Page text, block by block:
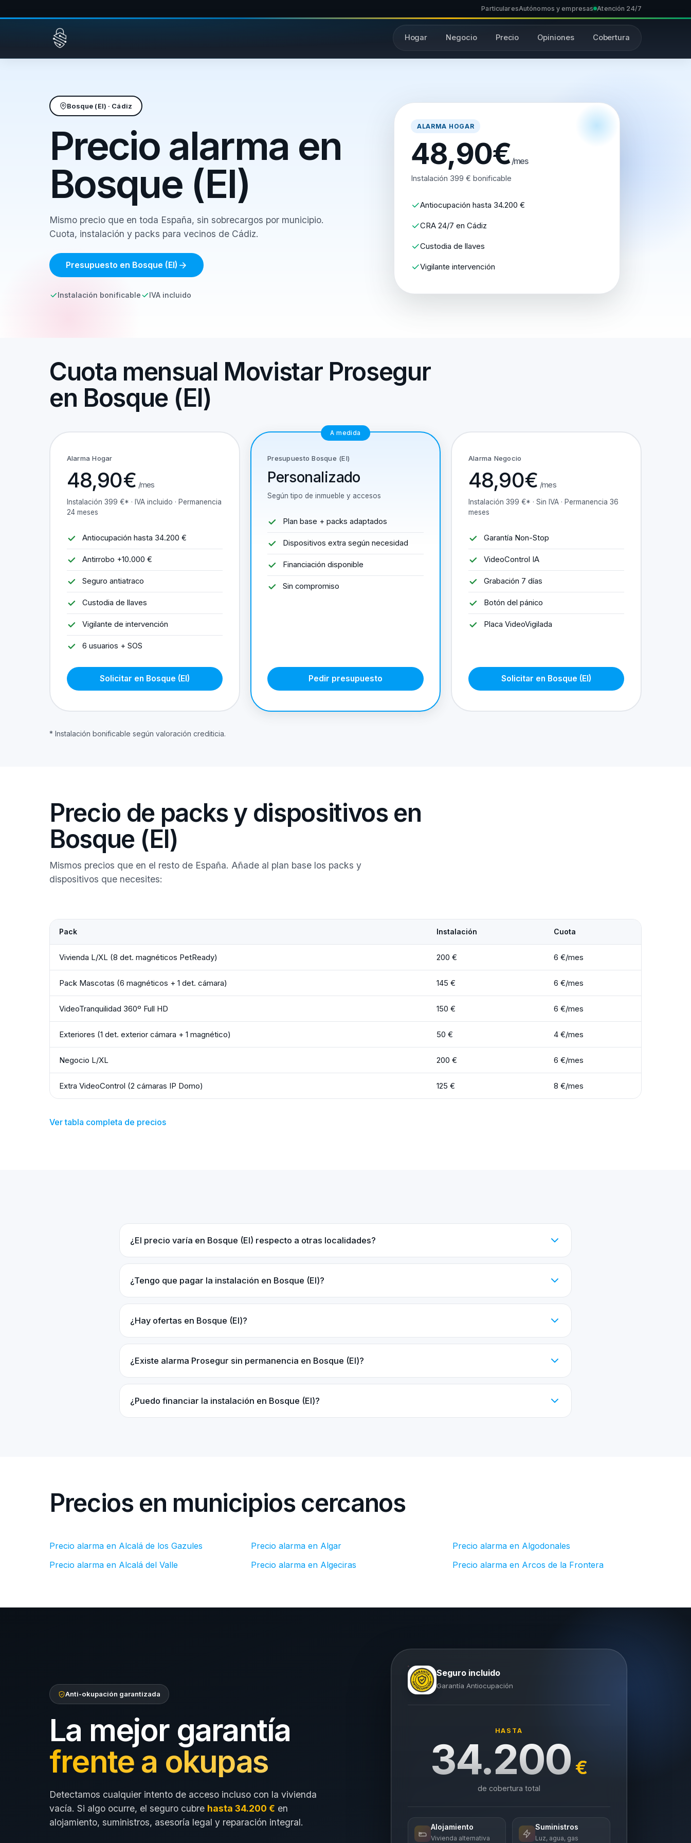
ParticularesAutónomos y empresas Atención 24/7
Hogar Negocio Precio Opiniones Cobertura
Bosque (El) · Cádiz
Precio alarma en
Bosque (El)
Mismo precio que en toda España, sin sobrecargos por municipio.
Cuota, instalación y packs para vecinos de Cádiz.
Presupuesto en Bosque (El)
Instalación bonificable IVA incluido
ALARMA HOGAR
48,90€/mes
Instalación 399 € bonificable
Antiocupación hasta 34.200 €
CRA 24/7 en Cádiz
Custodia de llaves
Vigilante intervención
Cuota mensual Movistar Prosegur
en Bosque (El)
Alarma Hogar
48,90€ /mes
Instalación 399 €* · IVA incluido · Permanencia
24 meses
Antiocupación hasta 34.200 €
Antirrobo +10.000 €
Seguro antiatraco
Custodia de llaves
Vigilante de intervención
6 usuarios + SOS
Solicitar en Bosque (El)
A medida
Presupuesto Bosque (El)
Personalizado
Según tipo de inmueble y accesos
Plan base + packs adaptados
Dispositivos extra según necesidad
Financiación disponible
Sin compromiso
Pedir presupuesto
Alarma Negocio
48,90€ /mes
Instalación 399 €* · Sin IVA · Permanencia 36
meses
Garantía Non-Stop
VideoControl IA
Grabación 7 días
Botón del pánico
Placa VideoVigilada
Solicitar en Bosque (El)
* Instalación bonificable según valoración crediticia.
Precio de packs y dispositivos en
Bosque (El)
Mismos precios que en el resto de España. Añade al plan base los packs y
dispositivos que necesites:
Pack Instalación Cuota
Vivienda L/XL (8 det. magnéticos PetReady) 200 € 6 €/mes
Pack Mascotas (6 magnéticos + 1 det. cámara) 145 € 6 €/mes
VideoTranquilidad 360º Full HD 150 € 6 €/mes
Exteriores (1 det. exterior cámara + 1 magnético) 50 € 4 €/mes
Negocio L/XL 200 € 6 €/mes
Extra VideoControl (2 cámaras IP Domo) 125 € 8 €/mes
Ver tabla completa de precios
¿El precio varía en Bosque (El) respecto a otras localidades?
¿Tengo que pagar la instalación en Bosque (El)?
¿Hay ofertas en Bosque (El)?
¿Existe alarma Prosegur sin permanencia en Bosque (El)?
¿Puedo financiar la instalación en Bosque (El)?
Precios en municipios cercanos
Precio alarma en Alcalá de los Gazules
Precio alarma en Alcalá del Valle
Precio alarma en Algar
Precio alarma en Algeciras
Precio alarma en Algodonales
Precio alarma en Arcos de la Frontera
Anti-okupación garantizada
La mejor garantía
frente a okupas
Detectamos cualquier intento de acceso incluso con la vivienda
vacía. Si algo ocurre, el seguro cubre hasta 34.200 € en
alojamiento, suministros, asesoría legal y reparación integral.
Seguro incluido
Garantía Antiocupación
HASTA
34.200 €
de cobertura total
Alojamiento
Vivienda alternativa
Suministros
Luz, agua, gas